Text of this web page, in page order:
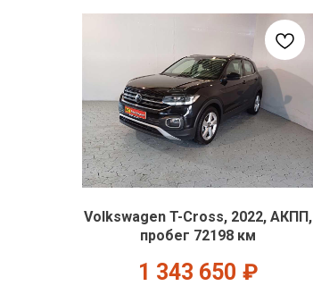
Volkswagen T-Cross, 2022, АКПП,
пробег 72198 км
1 343 650 ₽